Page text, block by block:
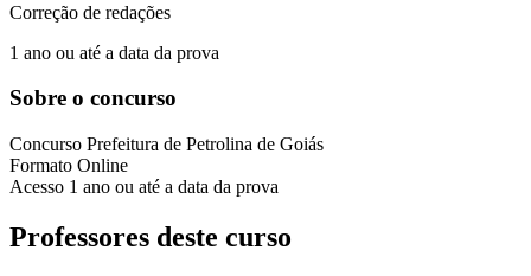
Correção de redações
1 ano ou até a data da prova
Sobre o concurso
Concurso Prefeitura de Petrolina de Goiás
Formato Online
Acesso 1 ano ou até a data da prova
Professores deste curso